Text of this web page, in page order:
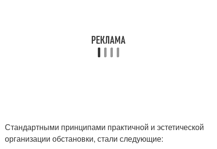
Стандартными принципами практичной и эстетической
организации обстановки, стали следующие: